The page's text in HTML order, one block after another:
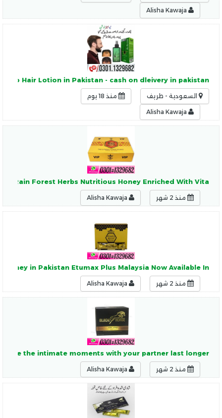
Neo Hair Lotion in Pakistan - cash on dleivery in pakistan
السعودية - طريف منذ 18 يوم
Rain Forest Herbs Nutritious Honey Enriched With Vita
منذ 2 شهر
in Pakistan Etumax Plus Malaysia Now Available In
منذ 2 شهر
Make the intimate moments with your partner last longer
منذ 2 شهر